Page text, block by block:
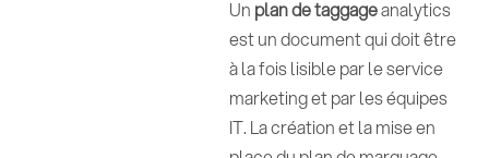
Un plan de taggageanalytics
est un document qui doit être
à la fois lisible par le service
marketing et par les équipes
IT. La création et la mise en